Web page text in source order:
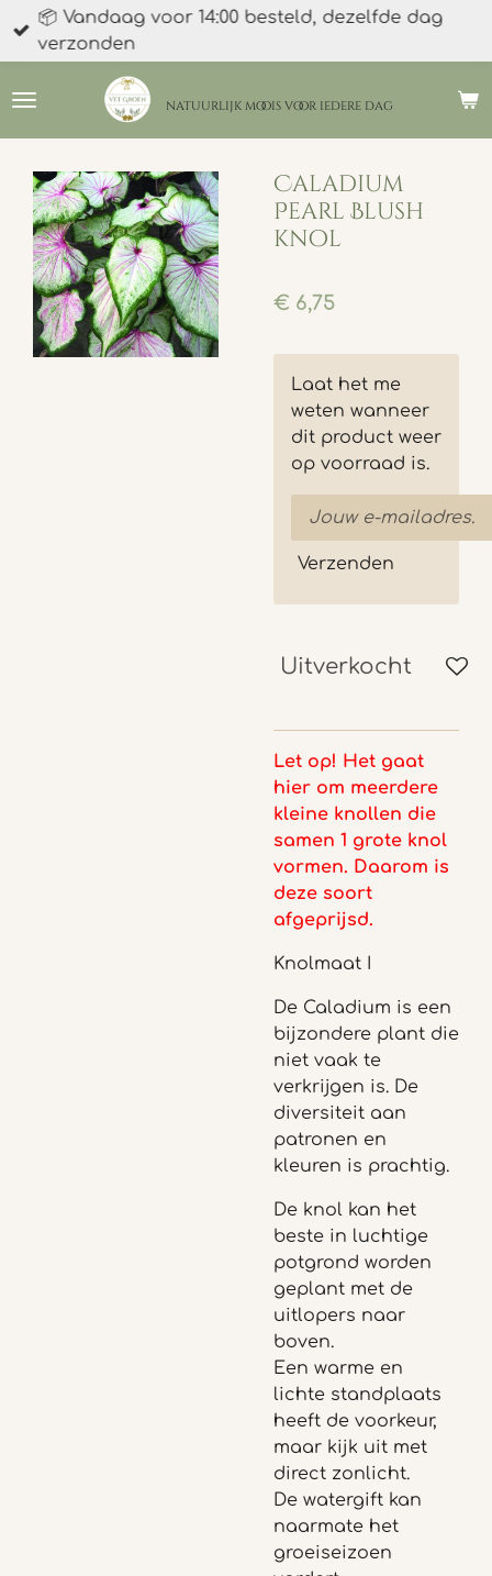
Ga
direct
de
natuurlijk moois voor iedere dag
📦 Vandaag voor 14:00 besteld, dezelfde dag
verzonden
Caladium
Pearl Blush
knol
€ 6,75
Laat het me
weten wanneer
dit product weer
op voorraad is.
Verzenden
Uitverkocht
Let op! Het gaat
hier om meerdere
kleine knollen die
samen 1 grote knol
vormen. Daarom is
deze soort
afgeprijsd.
Knolmaat I
De Caladium is een
bijzondere plant die
niet vaak te
verkrijgen is. De
diversiteit aan
patronen en
kleuren is prachtig.
De knol kan het
beste in luchtige
potgrond worden
geplant met de
uitlopers naar
boven.
Een warme en
lichte standplaats
heeft de voorkeur,
maar kijk uit met
direct zonlicht.
De watergift kan
naarmate het
groeiseizoen